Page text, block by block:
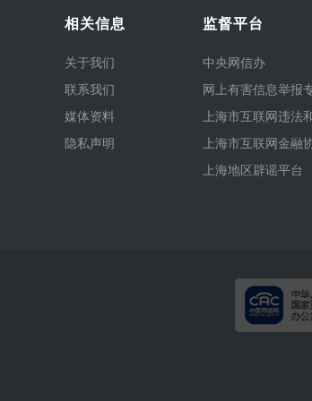
相关信息
关于我们
联系我们
媒体资料
隐私声明
监督平台
中央网信办
网上有害信息举报
上海市互联网违法
上海市互联网金融
上海地区辟谣平台